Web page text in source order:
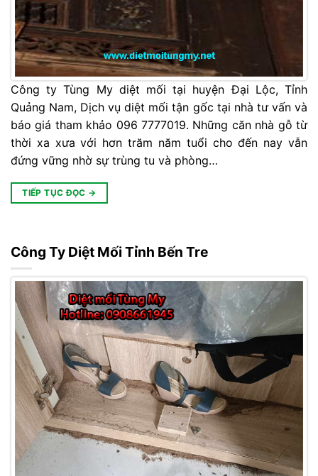
Công ty Tùng My diệt mối tại huyện Đại Lộc, Tỉnh
Quảng Nam, Dịch vụ diệt mối tận gốc tại nhà tư vấn và
báo giá tham khảo 096 7777019. Những căn nhà gỗ từ
thời xa xưa với hơn trăm năm tuổi cho đến nay vẫn
đứng vững nhờ sự trùng tu và phòng…
TIẾP TỤC ĐỌC →
Công Ty Diệt Mối Tỉnh Bến Tre